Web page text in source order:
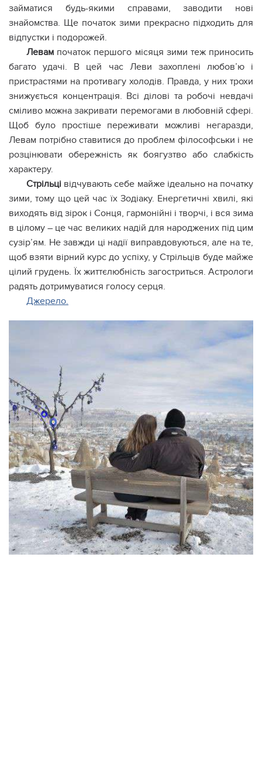
займатися будь-якими справами, заводити нові
знайомства. Ще початок зими прекрасно підходить для
відпустки і подорожей.
Левам початок першого місяця зими теж приносить
багато удачі. В цей час Леви захоплені любов’ю і
пристрастями на противагу холодів. Правда, у них трохи
знижується концентрація. Всі ділові та робочі невдачі
сміливо можна закривати перемогами в любовній сфері.
Щоб було простіше переживати можливі негаразди,
Левам потрібно ставитися до проблем філософськи і не
розцінювати обережність як боягузтво або слабкість
характеру.
Стрільці відчувають себе майже ідеально на початку
зими, тому що цей час їх Зодіаку. Енергетичні хвилі, які
виходять від зірок і Сонця, гармонійні і творчі, і вся зима
в цілому – це час великих надій для народжених під цим
сузір’ям. Не завжди ці надії виправдовуються, але на те,
щоб взяти вірний курс до успіху, у Стрільців буде майже
цілий грудень. Їх життєлюбність загостриться. Астрологи
радять дотримуватися голосу серця.
Джерело.